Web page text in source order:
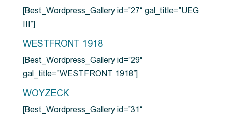
[Best_Wordpress_Gallery id=”27″ gal_title=”UEG
III”]
WESTFRONT 1918
[Best_Wordpress_Gallery id=”29″
gal_title=”WESTFRONT 1918″]
WOYZECK
[Best_Wordpress_Gallery id=”31″